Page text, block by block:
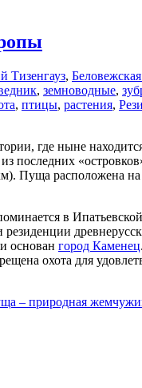
Тизенгауз,
, земноводные,
, птицы, растения,
где ныне
последних
Пуща расположена
в
резиденции
основан город Каменец
охота для
– природная